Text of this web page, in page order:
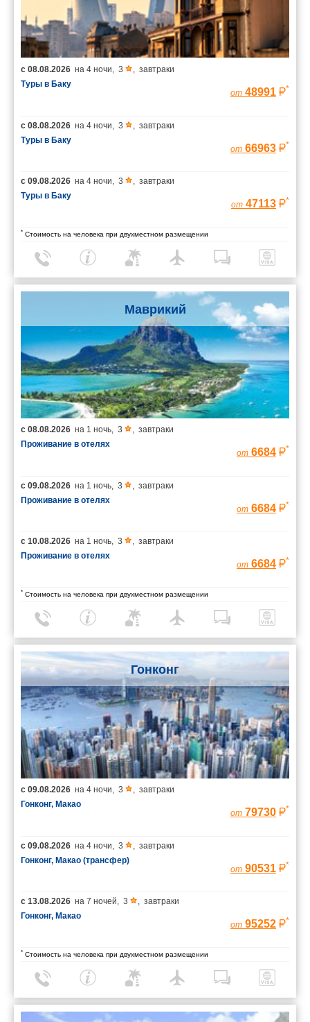
с 08.08.2026 на 4 ночи 3
завтраки
Туры в Баку
от 48991 *
с 08.08.2026 на 4 ночи 3
завтраки
Туры в Баку
от 66963 *
с 09.08.2026 на 4 ночи 3
завтраки
Туры в Баку
от 47113 *
* Стоимость на человека при двухместном размещении
Маврикий
с 08.08.2026 на 1 ночь, 3 , завтраки
Проживание в отелях
от 6684 *
с 09.08.2026 на 1 ночь, 3 , завтраки
Проживание в отелях
от 6684 *
с 10.08.2026 на 1 ночь, 3 , завтраки
Проживание в отелях
от 6684 *
* Стоимость на человека при двухместном размещении
Гонконг
с 09.08.2026 на 4 ночи, 3 , завтраки
Гонконг, Макао
от 79730 *
с 09.08.2026 на 4 ночи, 3 , завтраки
Гонконг, Макао (трансфер)
от 90531 *
с 13.08.2026 на 7 ночей, 3 , завтраки
Гонконг, Макао
от 95252 *
* Стоимость на человека при двухместном размещении